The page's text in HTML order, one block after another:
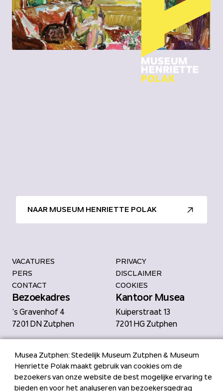
Musea Zutphen: Stedelijk Museum Zutphen & Museum
Henriette Polak maakt gebruik van cookies om de
bezoekers van onze website de best mogelijke ervaring te
bieden en voor het analyseren van bezoekersgedrag
NAAR MUSEUM HENRIETTE POLAK
Bezoekadres
’s Gravenhof 4
7201 DN Zutphen
Kantoor Musea
Kuiperstraat 13
7201 HG Zutphen
VACATURES
PERS
CONTACT
PRIVACY
DISCLAIMER
COOKIES
Bekijk Facebook van Musea
Bekijk YouTube van Musea
Bekijk LinkedIn van
Bekijk Instagram van